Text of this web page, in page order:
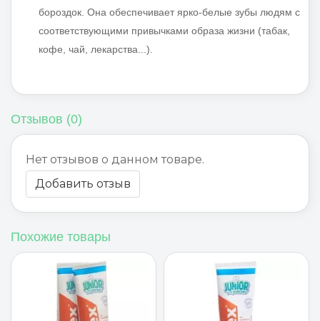
бороздок. Она обеспечивает ярко-белые зубы людям с
соответствующими привычками образа жизни (табак,
кофе, чай, лекарства...).
Отзывов (0)
Нет отзывов о данном товаре.
Добавить отзыв
Похожие товары